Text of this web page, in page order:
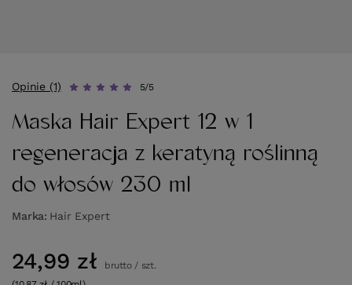
Opinie (1) 5/5
Maska Hair Expert 12 w 1
regeneracja z keratyną roślinną
do włosów 230 ml
Marka Hair Expert
24,99 zł brutto/ szt.